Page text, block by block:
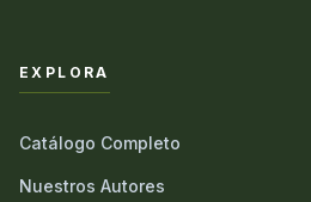
EXPLORA
Catálogo Completo
Nuestros Autores